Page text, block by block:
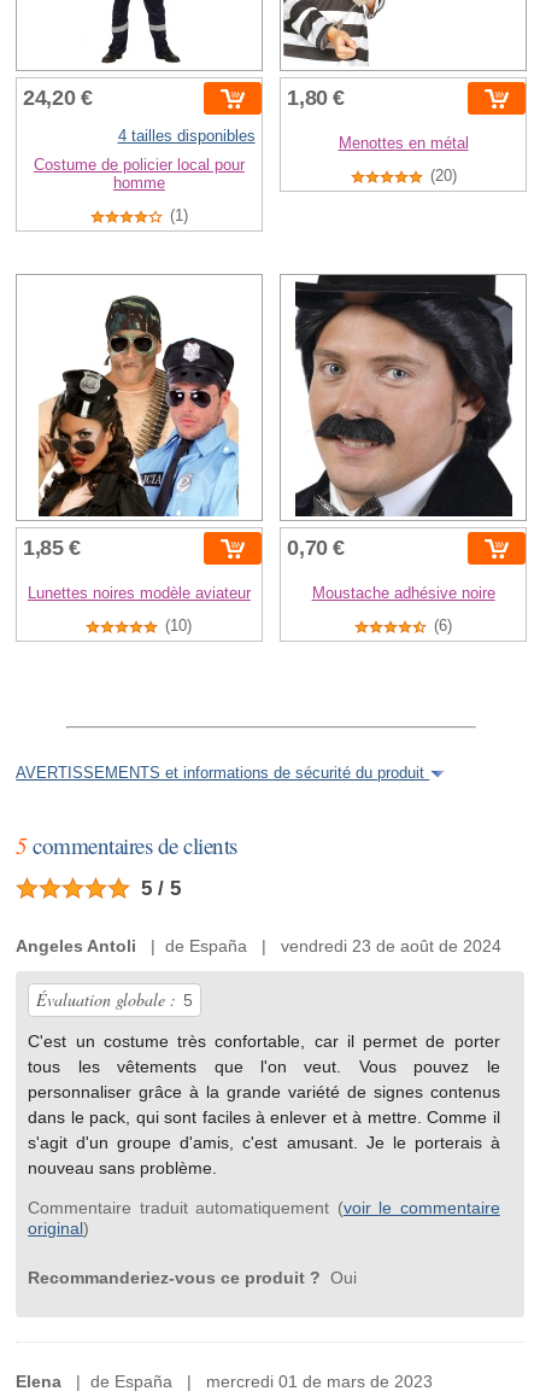
24,20 €
4 tailles disponibles
Costume de policier local pour
homme
(1)
1,80 €
Menottes en métal
(20)
1,85 €
Lunettes noires modèle aviateur
(10)
0,70 €
Moustache adhésive noire
(6)
AVERTISSEMENTS et informations de sécurité du produit
5commentaires de clients
5 / 5
Angeles Antoli | de España | vendredi 23 de août de 2024
Évaluation globale : 5
C'est un costume très confortable, car il permet de porter
tous les vêtements que l'on veut. Vous pouvez le
personnaliser grâce à la grande variété de signes contenus
dans le pack, qui sont faciles à enlever et à mettre. Comme il
s'agit d'un groupe d'amis, c'est amusant. Je le porterais à
nouveau sans problème.
Commentaire traduit automatiquement (voir le commentaire
original)
Recommanderiez-vous ce produit ? Oui
Elena | de España | mercredi 01 de mars de 2023